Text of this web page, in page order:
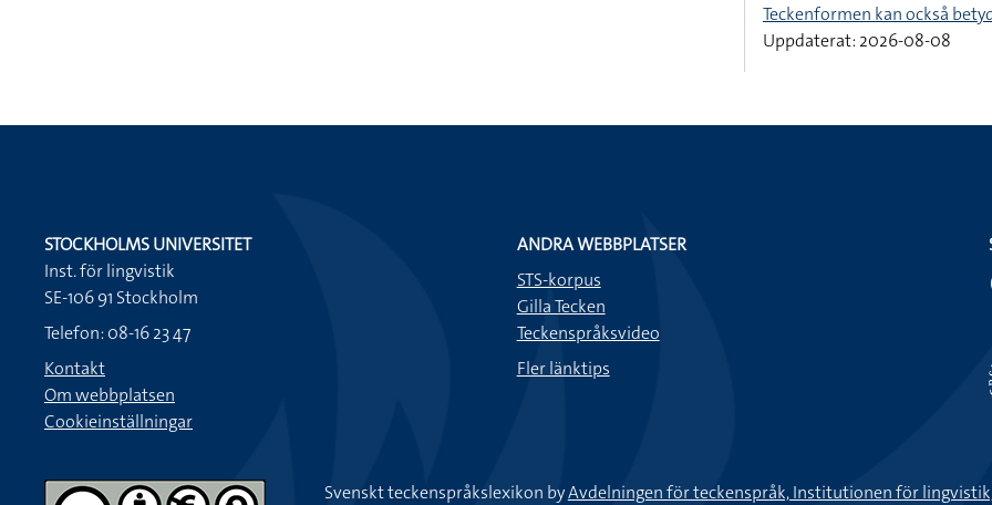
Teckenformen kan också
Uppdaterat: 2026-08-08
STOCKHOLMS UNIVERSITET
Inst. för lingvistik
SE-106 91 Stockholm
Telefon: 08-16 23 47
Kontakt
Om webbplatsen
Cookieinställningar
ANDRA WEBBPLATSER
STS-korpus
Gilla Tecken
Teckenspråksvideo
Fler länktips
Svenskt teckenspråkslexikon byAvdelningen för teckenspråk, Institutionen för